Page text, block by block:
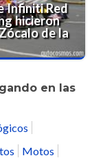
Infiniti Red
hicieron
de la
en las
Motos